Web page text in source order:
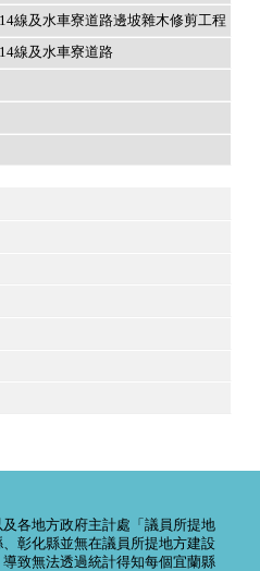
線及水車寮道路邊坡雜木修剪工程
線及水車寮道路
及各地方政府主計處「議員所提地
彰化縣並無在議員所提地方建設
致無法透過統計得知每個宜蘭縣